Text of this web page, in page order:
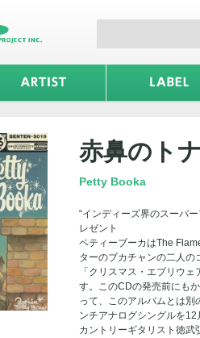
赤鼻のト
Petty Booka
“インディーズ界のスーパ
レゼント
ペティーブーカはThe
ターのブカチャンの二人
「クリスマス・エブリウ
す。このCDの発売前にも
って、このアルバムとは
ンチアナログシングルを
カントリーギタリスト徳